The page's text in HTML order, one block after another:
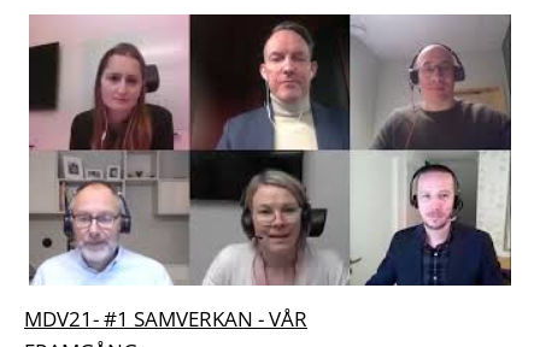
MDV21- #1 SAMVERKAN - VÅR